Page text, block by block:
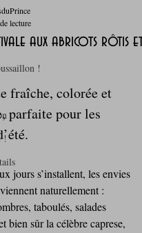
!
!
aux abricots rôtis et
lecture
fraîche, colorée et
parfaite pour les
jours s’installent, les envies
naturellement :
taboulés, salades
bien sûr la célèbre caprese,